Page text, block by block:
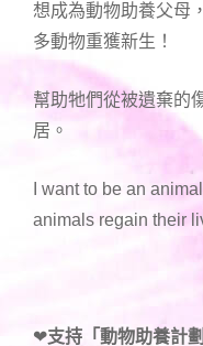
想成為動物助養父母
多動物重獲新生！
幫助牠們從被遺棄的
居。
I want to be an
animals regain their
❤支持「動物助養計劃